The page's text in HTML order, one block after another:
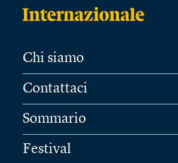
Chi siamo
Contattaci
Sommario
Festival